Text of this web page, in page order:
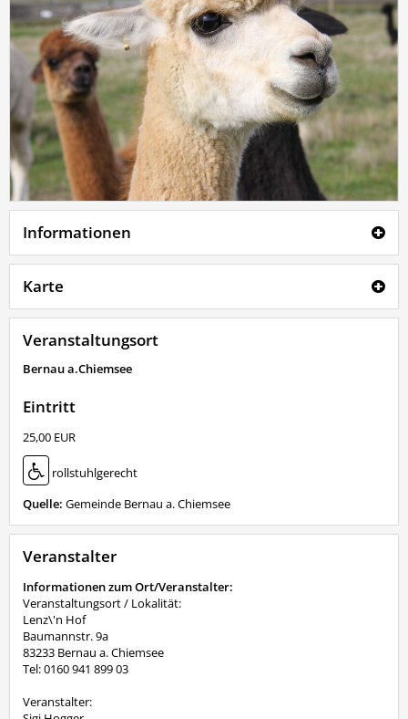
Informationen
Karte
Veranstaltungsort
Bernau a.Chiemsee
Eintritt
25,00 EUR
rollstuhlgerecht
Quelle: Gemeinde Bernau a. Chiemsee
Veranstalter
Informationen zum Ort/Veranstalter:
Veranstaltungsort / Lokalität:
Lenz\'n Hof
Baumannstr. 9a
83233 Bernau a. Chiemsee
Tel: 0160 941 899 03
Veranstalter: